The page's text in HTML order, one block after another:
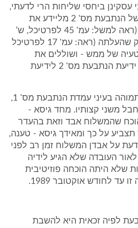
ביחסי שליחות הרי לדעתי,
נסיונות ההתחמקות של הנתבעת מס' 2 מליידע את
התובעת דבר האבדן (ראה למשל: עמ' 45 לפרטיכל, ש’
19-25). וטענות הסרק שהעלתה (ראה: עמ' 17 לפרטיכל
בהטעיה של ממש - ושוללים את
האפשרות לייחס את ידיעת הנתבעת מס' 2 לידיעת
ח. ברצוני להעיר, כי תמוהה בעיני עמדת הנתבעת מס' 1,
משני קצותיו. מחד גיסא -
שהמשלוח אבד וזאת בהעדר
תצביע על כך ומאידך גיסא - טענה,
על אבדן המשלוח זמן רב לפני
1989 וזאת לאור העובדה שלא הגיע לידיה
שלא היתה הוכחה פוזיטיבית
לחודש אוקטובר 1989.
לפיה זכאית היא להשבת